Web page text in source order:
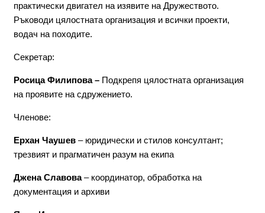
практически двигател на изявите на Дружеството.
Ръководи цялостната организация и всички проекти,
водач на походите.
Секретар:
Росица Филипова – Подкрепя цялостната организация
на проявите на сдружението.
Членове:
Ерхан Чаушев – юридически и стилов консултант;
трезвият и прагматичен разум на екипа
Джена Славова– координатор, обработка на
документация и архиви